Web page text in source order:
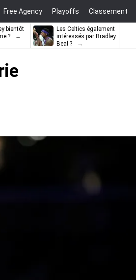
Free Agency Playoffs Classement
bientôt
?
Les Celtics également
intéressés par Bradley
Beal ?